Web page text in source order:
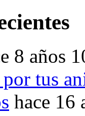
8 años
tus
hace 16